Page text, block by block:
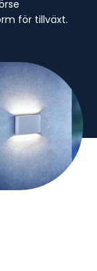
för tillväxt.